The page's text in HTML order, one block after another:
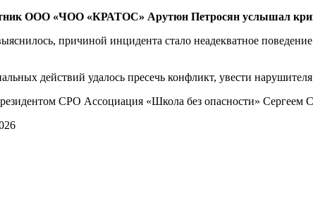
ООО «ЧОО «КРАТОС» Арутюн Петросян услышал
причиной инцидента стало неадекватное
действий удалось пресечь конфликт, увести
СРО Ассоциация «Школа без опасности» Сергеем